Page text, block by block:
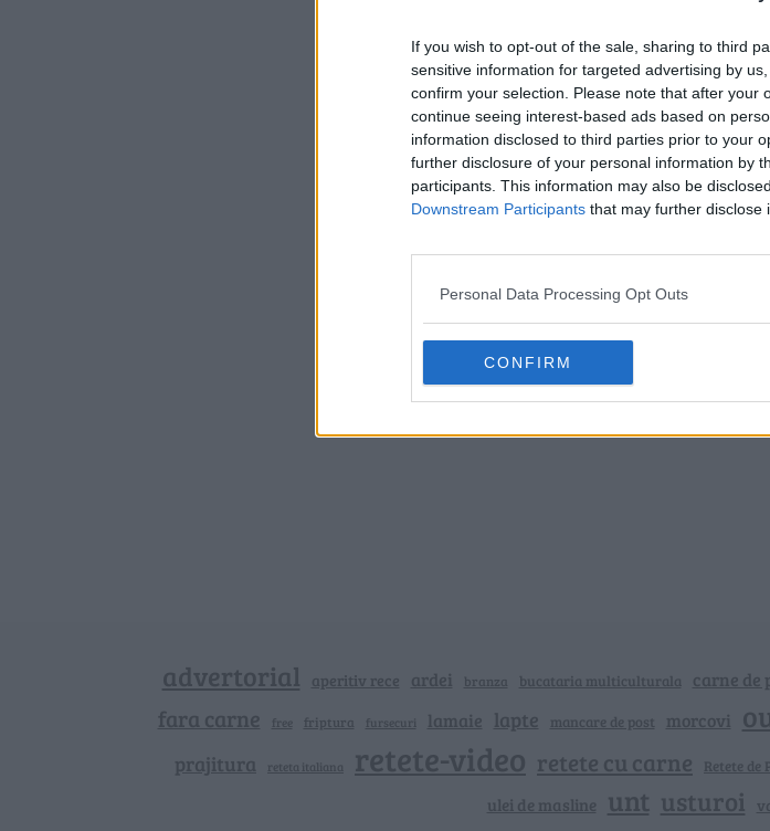
If you wish to opt-out of the sale, sharing to third
sensitive information for targeted advertising by
confirm your selection. Please note that after your
continue seeing interest-based ads based on
information disclosed to third parties prior to your
further disclosure of your personal information by
participants. This information may also be
Downstream Participants that may further disclose
Personal Data Processing Opt Outs
CONFIRM
advertorial aperitiv rece ardei branza bucataria multiculturala carne de
fara carne free friptura fursecuri lamaie lapte mancare de post morcovi
prajitura reteta italiana retete-video retete cu carne Retete de
ulei de masline unt usturoi